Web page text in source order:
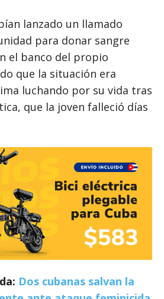
lanzado un llamado
para donar sangre
el banco del propio
que la situación era
luchando por su vida tras
que la joven falleció días
Dos cubanas salvan la